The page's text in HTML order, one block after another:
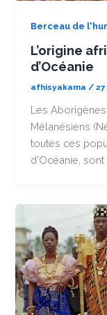
Berceau de
L’origine
d’Océanie
afhisyakama/
Les
Mélanésiens
toutes ces
d’Océanie,